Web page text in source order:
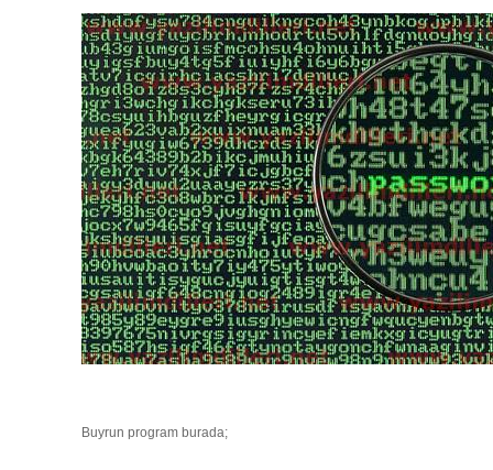
Buyrun program burada;